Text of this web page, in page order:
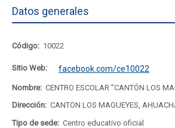
para
la
Gestión
Educativa
Salvadoreña
Mapa de sedes
Datos generales
Código: 10022
Sitio Web: facebook.com/ce10022
Nombre: CENTRO ESCOLAR "CANTÓN LOS
Dirección: CANTON LOS MAGUEYES,
Tipo de sede: Centro educativo oficial